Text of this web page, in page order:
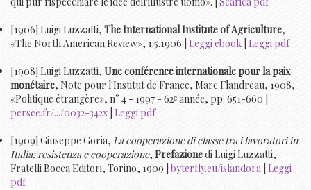
[1906] Luigi Luzzatti, The International Institute of Agriculture,
«The North American Review», 1.5.1906 | Leggi ebook Leggi pdf
[1908] Luigi Luzzatti, Une conférence internationale pour la paix
monétaire, Note pour l'Institut de France, Marc Flandreau, 1908,
«Politique étrangère», n° 4 - 1997 - 62ᵉ année, pp. 651-660 |
persee.fr/.../0032-342x Leggi pdf
[1909] Giuseppe Goria, La cooperazione di classe tra i lavoratori in
Italia: resistenza e cooperazione, Prefazionedi Luigi Luzzatti,
Fratelli Bocca Editori, Torino, 1909 | byterfly.eu/islandora Leggi
pdf